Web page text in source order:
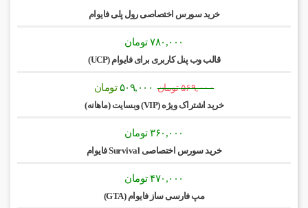
خرید سورس اختصاصی رول پلی فایوام
۷۸۰,۰۰۰ تومان
قالب وب پنل کاربری برای فایوام (UCP)
۵۶۹,۰۰۰ تومان
قیمت
۵۶۹,۰۰۰ تومان
۵۰۹,۰۰۰ تومان
۵۰۹,۰۰۰ تومان.
خرید اشتراک ویژه (VIP) وبسایت (ماهانه)
۳۶۰,۰۰۰ تومان
خرید سورس اختصاصی Survival فایوام
۴۷۰,۰۰۰ تومان
مپ فارسی ساز فایوام (GTA)